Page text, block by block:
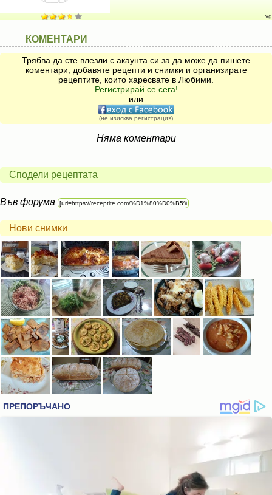
vg
КОМЕНТАРИ
Трябва да сте влезли с акаунта си за да може да пишете
коментари, добавяте рецепти и снимки и организирате
рецептите, които харесвате в Любими.
Регистрирай се сега!
или
(не изисква регистрация)
Няма коментари
Сподели рецептата
Във форума
Нови снимки